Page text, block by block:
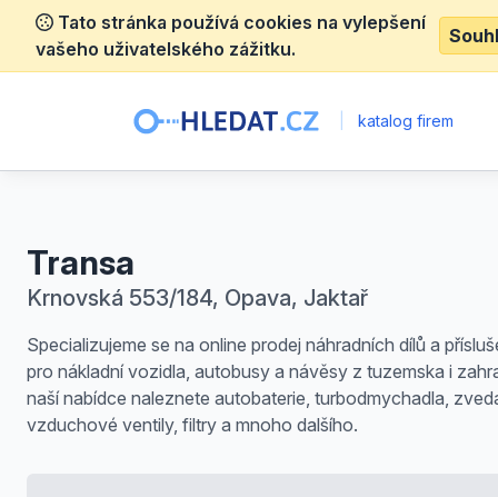
Tato stránka používá cookies na vylepšení
vašeho uživatelského zážitku.
katalog firem
Transa
Krnovská 553/184, Opava, Jaktař
Specializujeme se na online prodej náhradních dílů a
pro nákladní vozidla, autobusy a návěsy z tuzemska i
naší nabídce naleznete autobaterie, turbodmychadla,
vzduchové ventily, filtry a mnoho dalšího.